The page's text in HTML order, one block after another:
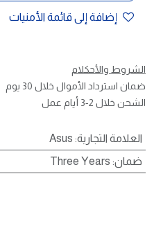
إضافة إلى قائمة الأمنيات
الشروط والأحكلام
ضمان استرداد الأموال خلال 30 يوم
الشحن خلال 2-3 أيام عمل
العلامة التجارية:
Asus
ضمان:
Three Years